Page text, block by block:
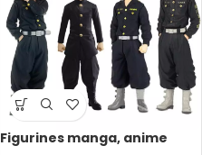
Figurines manga, anime